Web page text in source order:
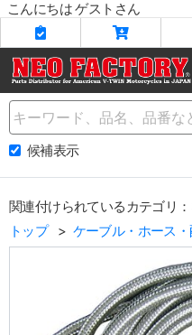
こんにちは ゲストさん
Name
候補表示
関連付けられているカテゴリ
トップ
ケーブル・ホース